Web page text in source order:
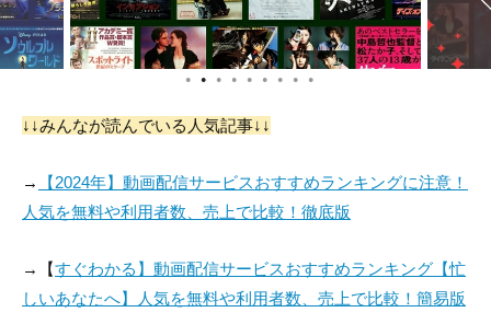
役：Man on Street
(uncredited)
役：Italian Girl (unc
redited)
役：Waiter (uncredit
ed)
● ● ● ● ● ● ● ● ●
↓↓みんなが読んでいる人気記事↓↓
→
【2024年】動画配信サービスおすすめランキングに注意！
人気を無料や利用者数、売上で比較！徹底版
→【すぐわかる】動画配信サービスおすすめランキング【忙
しいあなたへ】人気を無料や利用者数、売上で比較！簡易版